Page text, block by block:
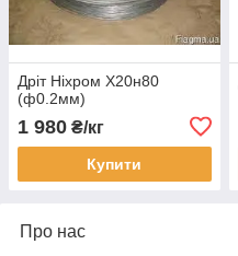
Дріт Ніхром Х20н80
(ф0.2мм)
1 980 ₴/кг
Купити
Про нас